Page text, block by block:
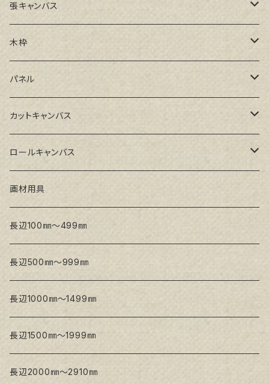
張キャンバス
GAERA F(中細目)
GAERA BA(中荒目)
GAERA GLC(中目)
トークロ イエロー(中目)
トークロ 赤SP(中目)
Snow White SPC(中目)
木枠
ルーブル米杉木枠
Paulo木枠
パネル
ラワンパネル
シナパネル
カットキャンバス
GAERA F(中細目)
GAERA BA(中荒目)
Snow White SPC(中目)
Snow White SLA(中目)
ロールキャンバス
GAERA F(中細目) / BA(中荒目)
Snow White SLA(中目)
Snow White SLH(中太目)
Snow White SPC(中目)
トークロ イエロー
生キャンバス
画材用具
長辺100㎜～499㎜
長辺500㎜～999㎜
長辺1000㎜～1499㎜
長辺1500㎜～1999㎜
長辺2000㎜～2910㎜